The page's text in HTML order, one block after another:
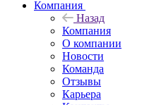
Компания
Назад
Компания
О компании
Новости
Команда
Отзывы
Карьера